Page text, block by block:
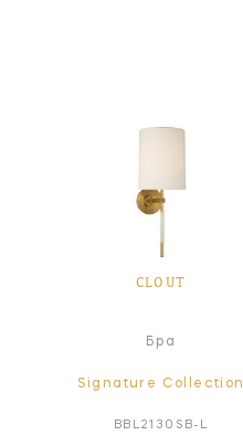
CLOUT
Бра
Signature Collection
BBL2130SB-L